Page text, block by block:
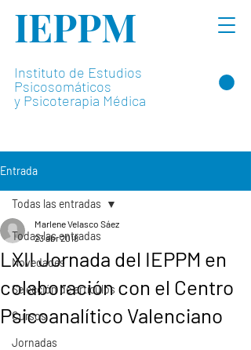
IEPPM
Instituto de Estudios
Psicosomáticos
y Psicoterapia Médica
Entrada
Todas las entradas
Novedades
Selección de artículos
Cursos
Jornadas
Todas las entradas
LXII Jornada del IEPPM en
colaboración con el Centro
Psicoanalítico Valenciano
Marlene Velasco Sáez
23 abr 2018